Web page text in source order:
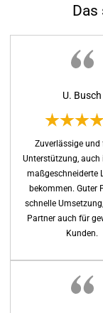
Das
U. Busch
Zuverlässige und
Unterstützung, auch
maßgeschneiderte
bekommen. Guter
schnelle
Partner auch für
Kunden.